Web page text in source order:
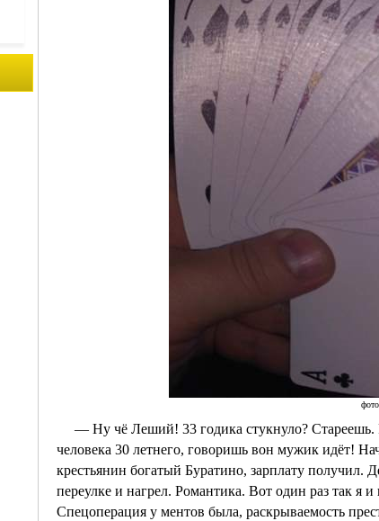
— Ну чё Леший! 33 годика стукнуло? Стареешь.
человека 30 летнего, говоришь вон мужик идёт!
крестьянин богатый Буратино, зарплату получил.
переулке и нагрел. Романтика. Вот один раз так я
Спецоперация у ментов была, раскрываемость